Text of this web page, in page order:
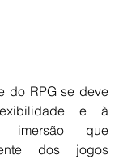
e à
imersão que
dos jogos